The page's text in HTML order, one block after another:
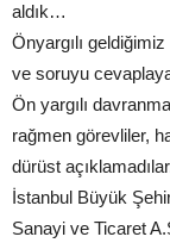
aldık…
Önyargılı
ve soruyu
Ön yargılı
rağmen görevliler,
dürüst
İstanbul Büyük
Sanayi ve Ticaret